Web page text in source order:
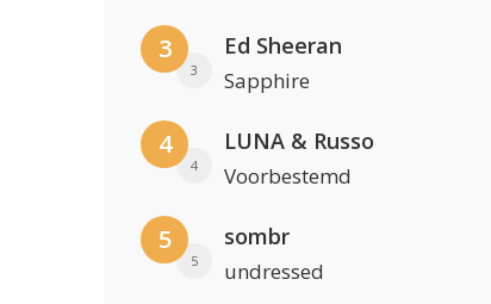
3
3
Ed Sheeran
Sapphire
4
4
LUNA & Russo
Voorbestemd
5
5
sombr
undressed